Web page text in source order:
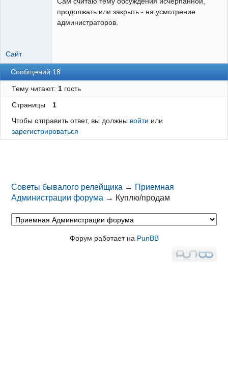
продолжать или закрыть - на усмотрение
администраторов.
Сайт
Сообщений 18
Тему читают: 1гость
Страницы
1
Чтобы отправить ответ, вы должны войти или
зарегистрироваться
Советы бывалого релейщика → Приемная
Администрации форума → Куплю/продам
Форум работает на PunBB